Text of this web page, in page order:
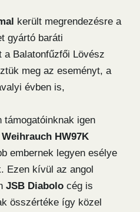
került megrendezésre a
gyártó baráti
Balatonfűzfői Lövész
meg az eseményt, a
évben is,
támogatóinknak igen
Weihrauch HW97K
embernek legyen esélye
Ezen kívül az angol
JSB Diabolo cég is
összértéke így közel